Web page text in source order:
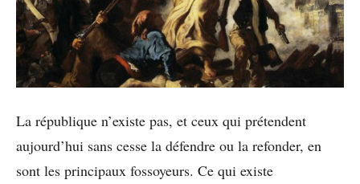
La république n’existe pas, et ceux qui prétendent
aujourd’hui sans cesse la défendre ou la refonder, en
sont les principaux fossoyeurs. Ce qui existe